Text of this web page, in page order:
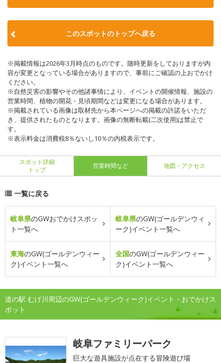
このスポットのトップへ戻る
※掲載情報は2026年3月時点のものです。随時更新をしておりますが内
容が変更となっている場合がありますので、事前にご確認の上おでかけ
ください。
※自然災害の影響やその他諸事情により、イベントの開催情報、施設の
営業時間、植物の開花・見頃期間などは変更になる場合があります。
※掲載されている画像は取材先から本ページへの掲載の許諾をいただ
き、提供されたものとなります。画像の無断転載(二次使用)は禁止で
す。
※表示料金は消費税8％ないし10％の内税表示です。
スポット詳細
トップ
営業時間など 地図・アクセス
一覧に戻る
岐阜県のGWおでかけスポッ
ト一覧へ
岐阜県のGW(ゴールデンウィ
ーク)イベント一覧へ
東海のGW(ゴールデンウィー
ク)イベント一覧へ
全国のGW(ゴールデンウィー
ク)イベント一覧へ
道の駅 むげ川周辺のGW(ゴールデンウィーク)イベント・おでかけス
ポット
岐阜ファミリーパーク
巨大な遊具施設が点在する冒険遊び場